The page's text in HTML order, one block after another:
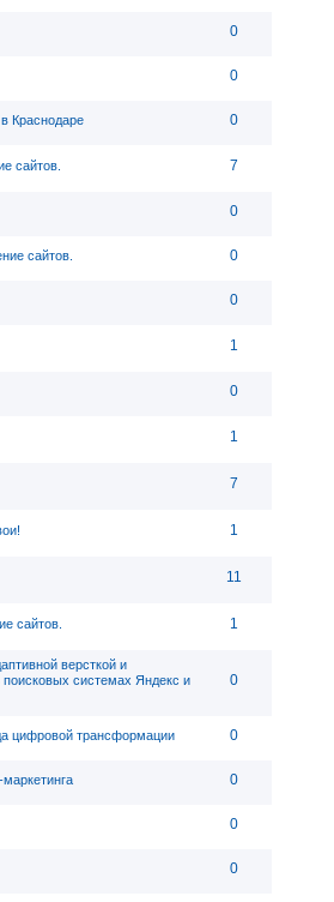
0
0
Краснодаре 0
сайтов. 7
0
сайтов. 0
0
1
0
1
7
1
11
сайтов. 1
версткой и
системах Яндекс и
0
цифровой трансформации 0
0
0
0